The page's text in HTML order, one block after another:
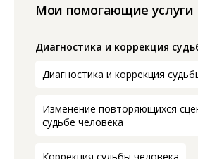
Мои помогающие услуги
Диагностика и коррекция
Диагностика и коррекция
Изменение повторяющихся
судьбе человека
Коррекция судьбы человека